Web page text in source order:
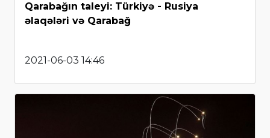
Qarabağın taleyi: Türkiyə - Rusiya
əlaqələri və Qarabağ
2021-06-03 14:46